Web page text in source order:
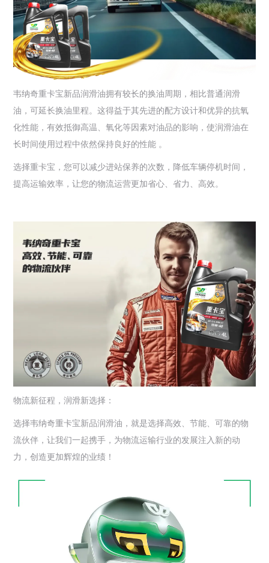
韦纳奇重卡宝新品润滑油拥有较长的换油周期，相比普通润滑
油，可延长换油里程。这得益于其先进的配方设计和优异的抗氧
化性能，有效抵御高温、氧化等因素对油品的影响，使润滑油在
长时间使用过程中依然保持良好的性能 。
选择重卡宝，您可以减少进站保养的次数，降低车辆停机时间，
提高运输效率，让您的物流运营更加省心、省力、高效。
物流新征程，润滑新选择：
选择韦纳奇重卡宝新品润滑油，就是选择高效、节能、可靠的物
流伙伴，让我们一起携手，为物流运输行业的发展注入新的动
力，创造更加辉煌的业绩！